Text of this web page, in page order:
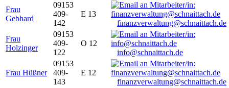
Frau
Gebhard
09153
409-
142
E 13
finanzverwaltung@schnaittach.de
Frau
Holzinger
09153
409-
122
O 12
info@schnaittach.de
Frau Hüßner
09153
409-
143
E 12
finanzverwaltung@schnaittach.de